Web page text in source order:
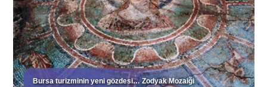
Bursa turizminin yeni gözdesi… Zodyak Mozaiği